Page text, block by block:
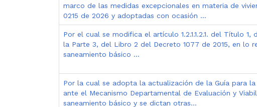
marco de las medidas excepcionales en materia de
0215 de 2026 y adoptadas con ocasión ...
Por el cual se modifica el artículo 1.2.1.1.2.1. del Título
la Parte 3, del Libro 2 del Decreto 1077 de 2015, en lo
saneamiento básico ...
Por la cual se adopta la actualización de la Guía para
ante el Mecanismo Departamental de Evaluación y
saneamiento básico y se dictan otras...